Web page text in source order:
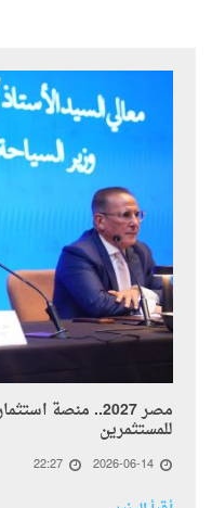
مصر 2027.. منصة
للمستثمرين
2026-06-14
22:27